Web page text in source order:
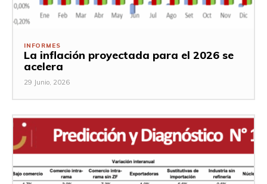
INFORMES
La inflación proyectada para el 2026 se
acelera
29 Junio, 2026